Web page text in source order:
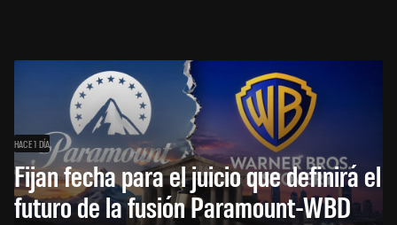
HACE 1 DÍA
Fijan fecha para el juicio que definirá el
futuro de la fusión Paramount-WBD